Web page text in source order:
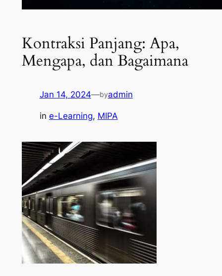
Kontraksi Panjang: Apa,
Mengapa, dan Bagaimana
Jan 14, 2024—byadmin
in e-Learning, MIPA